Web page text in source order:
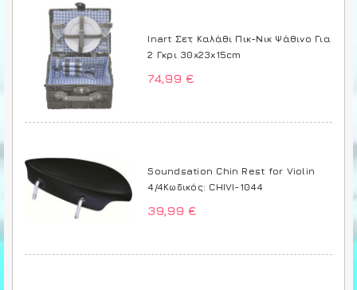
Inart Σετ Καλάθι Πικ-Νικ Ψάθινο Για
2 Γκρι 30x23x15cm
74,99 €
Soundsation Chin Rest for Violin
4/4Κωδικός: CHIVI-1044
39,99 €